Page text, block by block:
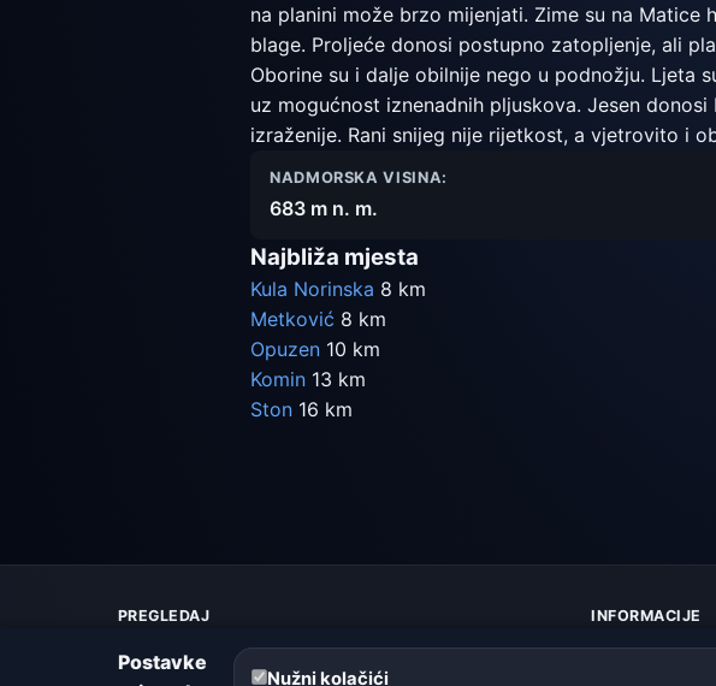
na planini može brzo mijenjati. Zime su na Matice
blage. Proljeće donosi postupno zatopljenje, ali
Oborine su i dalje obilnije nego u podnožju. Ljeta
uz mogućnost iznenadnih pljuskova. Jesen
izraženije. Rani snijeg nije rijetkost, a vjetrovito i
NADMORSKA VISINA:
683 m n. m.
Najbliža mjesta
Kula Norinska 8 km
Metković 8 km
Opuzen 10 km
Komin 13 km
Ston 16 km
PREGLEDAJ
Upozorenja
INFORMACIJE
O nama
Postavke
Nužni kolačići